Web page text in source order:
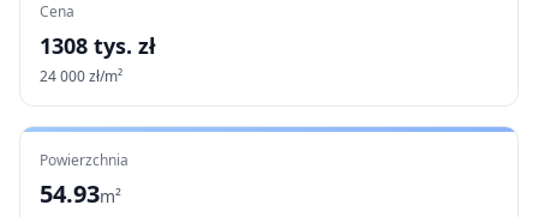
Cena
1308 tys. zł
24 000zł/m²
Powierzchnia
54.93m²